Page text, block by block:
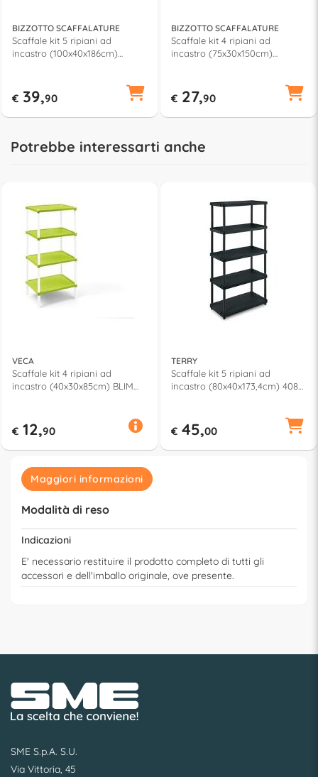
BIZZOTTO SCAFFALATURE
Scaffale kit 5 ripiani ad
incastro (100x40x186cm)
€ 39,90
BIZZOTTO SCAFFALATURE
Scaffale kit 4 ripiani ad
incastro (75x30x150cm)
€ 27,90
Potrebbe interessarti anche
VECA
Scaffale kit 4 ripiani ad
incastro (40x30x85cm) BLIM
€ 12,90
TERRY
Scaffale kit 5 ripiani ad
incastro (80x40x173,4cm) 4080
€ 45,00
Maggiori informazioni
Modalità di reso
Indicazioni
E' necessario restituire il prodotto completo di tutti gli
accessori e dell'imballo originale, ove presente.
SME S.p.A. S.U.
Via Vittoria, 45